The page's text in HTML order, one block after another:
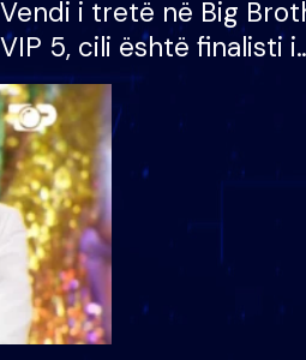
Vendi i tretë në Big
VIP 5, cili është finalisti i
radhës që lë shtëpinë